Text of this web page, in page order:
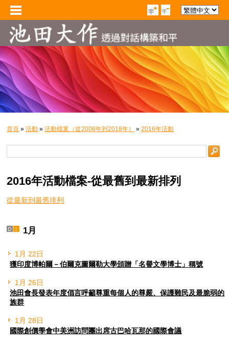
首頁 »活動 »活動檔案（從2008年到2018年） »2016年活動
2016年活動檔案-從最舊到最新排列
從最新到最舊排列
1月
1月 22日
獲印度博帕爾－伯爾克圖爾勒大學頒贈「名譽文學博士」稱號
1月 26日
池田會長發表年度倡言呼籲尊重每個人的尊嚴、保護難民及最脆弱的
族群
1月 28日
國際創價學會中美洲訪問團出席古巴哈瓦那的國際會議